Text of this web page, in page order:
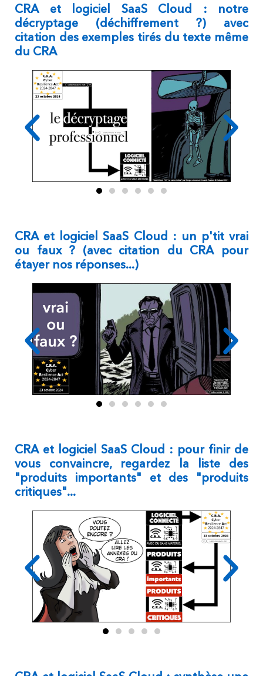
CRA et logiciel SaaS Cloud : notre
décryptage (déchiffrement ?) avec
citation des exemples tirés du texte même
du CRA
CRA et logiciel SaaS Cloud : un p'tit vrai
ou faux ? (avec citation du CRA pour
étayer nos réponses...)
CRA et logiciel SaaS Cloud : pour finir de
vous convaincre, regardez la liste des
"produits importants" et des "produits
critiques"...